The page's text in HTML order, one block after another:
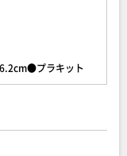
プラキット